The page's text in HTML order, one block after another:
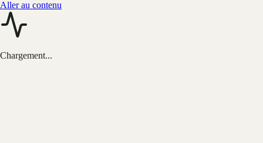
Aller au contenu
Chargement...